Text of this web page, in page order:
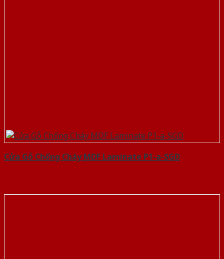
Cửa Gỗ Chống Cháy MDF Laminate P1-a-SGD